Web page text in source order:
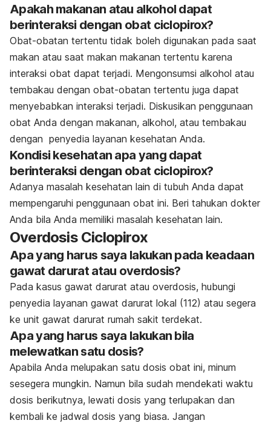
Apakah makanan atau alkohol dapat
berinteraksi dengan obat ciclopirox?
Obat-obatan tertentu tidak boleh digunakan pada saat
makan atau saat makan makanan tertentu karena
interaksi obat dapat terjadi. Mengonsumsi alkohol atau
tembakau dengan obat-obatan tertentu juga dapat
menyebabkan interaksi terjadi. Diskusikan penggunaan
obat Anda dengan makanan, alkohol, atau tembakau
dengan penyedia layanan kesehatan Anda.
Kondisi kesehatan apa yang dapat
berinteraksi dengan obat ciclopirox?
Adanya masalah kesehatan lain di tubuh Anda dapat
mempengaruhi penggunaan obat ini. Beri tahukan dokter
Anda bila Anda memiliki masalah kesehatan lain.
Overdosis Ciclopirox
Apa yang harus saya lakukan pada keadaan
gawat darurat atau overdosis?
Pada kasus gawat darurat atau overdosis, hubungi
penyedia layanan gawat darurat lokal (112) atau segera
ke unit gawat darurat rumah sakit terdekat.
Apa yang harus saya lakukan bila
melewatkan satu dosis?
Apabila Anda melupakan satu dosis obat ini, minum
sesegera mungkin. Namun bila sudah mendekati waktu
dosis berikutnya, lewati dosis yang terlupakan dan
kembali ke jadwal dosis yang biasa. Jangan